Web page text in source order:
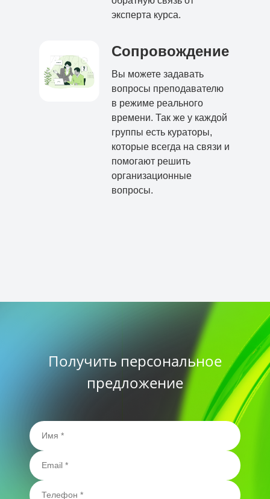
эксперта курса.
Сопровождение
Вы можете задавать
вопросы преподавателю
в режиме реального
времени. Так же у каждой
группы есть кураторы,
которые всегда на связи и
помогают решить
организационные
вопросы.
Получить персональное
предложение